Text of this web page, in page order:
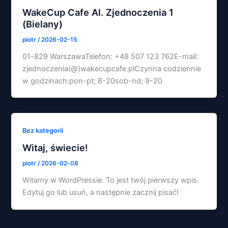
WakeCup Cafe Al. Zjednoczenia 1
(Bielany)
piotr /2026-02-15
01-829 WarszawaTelefon: +48 507 123 762E-mail:
zjednoczenia(@)wakecupcafe.plCzynna codziennie
w godzinach:pon-pt; 8-20sob-nd; 9-20
Bez kategorii
Witaj, świecie!
piotr/2026-02-08
Witamy w WordPressie. To jest twój pierwszy wpis.
Edytuj go lub usuń, a następnie zacznij pisać!